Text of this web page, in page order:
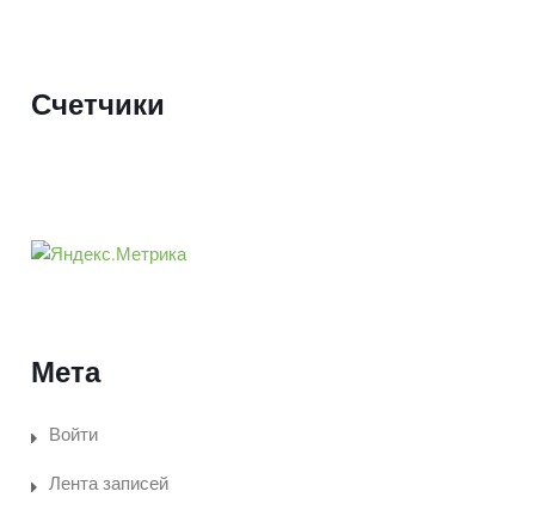
Счетчики
Мета
Войти
Лента записей